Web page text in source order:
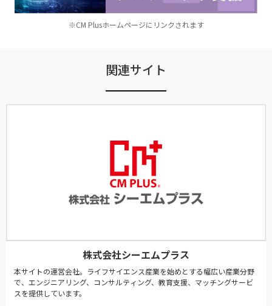
※CM Plusホームページにリンクされます
関連サイト
株式会社シーエムプラス
本サイトの運営会社。ライフサイエンス産業を始めとする幅広い産業分野
で、エンジニアリング、コンサルティング、教育支援、マッチングサービ
スを提供しています。